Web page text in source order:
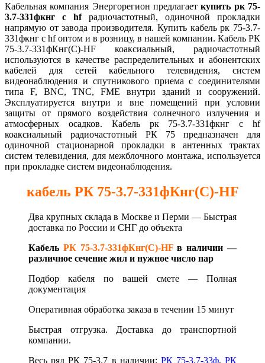
Кабельная компания Энергорегион предлагаеткупить рк 75-
3.7-331фкнг с hfрадиочастотный, одиночной прокладки
напрямую от завода производителя. Купить кабель рк 75-3.7-
331фкнг с hf оптом и в розницу, в нашей компании. Кабель РК
75-3.7-331фКнг(С)-HF коаксиальный, радиочастотный
используются в качестве распределительных и абонентских
кабелей для сетей кабельного телевидения, систем
видеонаблюдения и спутникового приема с соединителями
типа F, BNC, TNC, FME внутри зданий и сооружений.
Эксплуатируется внутри и вне помещений при условии
защиты от прямого воздействия солнечного излучения и
атмосферных осадков. Кабель рк 75-3.7-331фкнг с hf
коаксиальный радиочастотный РК 75 предназначен для
одиночной стационарной прокладки в антенных трактах
систем телевидения, для межблочного монтажа, используется
при прокладке систем видеонаблюдения.
кабель РК 75-3.7-331фКнг(С)-HF
Два крупных склада в Москве и Перми — Быстрая
доставка по России и СНГ до объекта
Кабель РК 75-3.7-331фКнг(С)-HFв наличии —
различное сечение жил и нужное число пар
Подбор кабеля по вашей смете — Полная
документация
Оперативная обработка заказа в течении 15 минут
Быстрая отгрузка. Доставка до транспортной
компании.
Весь ряд РК 75-3.7 в наличии: РК 75-3.7-33ф, РК